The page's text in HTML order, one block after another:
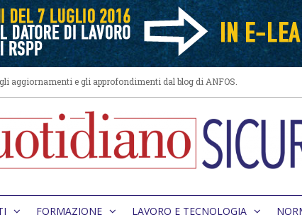
aggiornamenti e gli approfondimenti dal blog di ANFOS.
FORMAZIONE LAVORO E TECNOLOGIA